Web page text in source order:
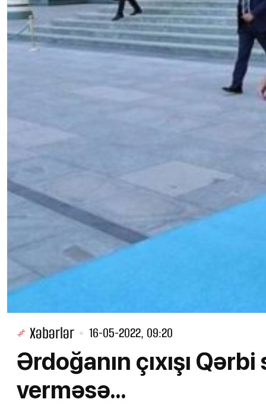
Xəbərlər 16-05-2022, 09:20
Ərdoğanın çıxışı
verməsə...